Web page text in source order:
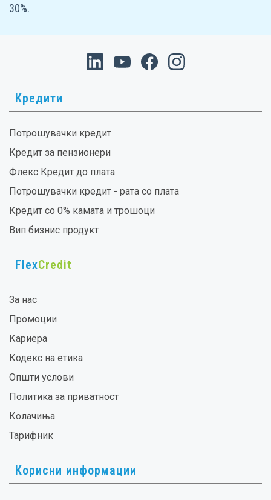
30%.
Кредити
Потрошувачки кредит
Кредит за пензионери
Флекс Кредит до плата
Потрошувачки кредит - рата со плата
Кредит со 0% камата и трошоци
Вип бизнис продукт
FlexCredit
За нас
Промоции
Кариера
Кодекс на етика
Општи услови
Политика за приватност
Колачиња
Тарифник
Корисни информации